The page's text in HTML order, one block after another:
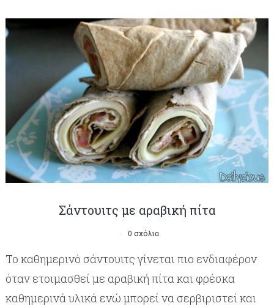
Σάντουιτς με αραβική πίτα
0 σχόλια
Το καθημερινό σάντουιτς γίνεται πιο ενδιαφέρον
όταν ετοιμασθεί με αραβική πίτα και φρέσκα
καθημερινά υλικά ενώ μπορεί να σερβιριστεί και